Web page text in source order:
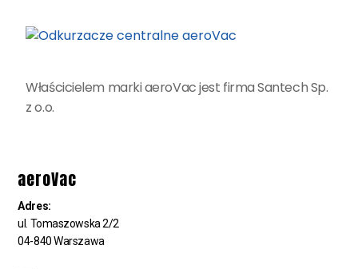
Właścicielem marki aeroVac jest firma Santech Sp.
z o.o.
aeroVac
Adres:
ul. Tomaszowska 2/2
04-840 Warszawa